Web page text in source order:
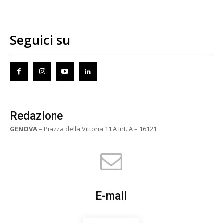
Seguici su
Redazione
GENOVA– Piazza della Vittoria 11 A Int. A – 16121
E-mail